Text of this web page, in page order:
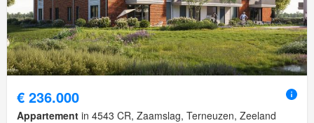
€ 236.000
Appartement in 4543 CR, Zaamslag, Terneuzen, Zeeland